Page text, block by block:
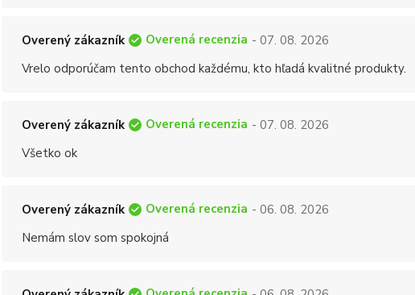
Overený zákazník Overená recenzia - 07. 08. 2026
Vrelo odporúčam tento obchod každému, kto hľadá kvalitné produkty.
Overený zákazník Overená recenzia - 07. 08. 2026
Všetko ok
Overený zákazník Overená recenzia - 06. 08. 2026
Nemám slov som spokojná